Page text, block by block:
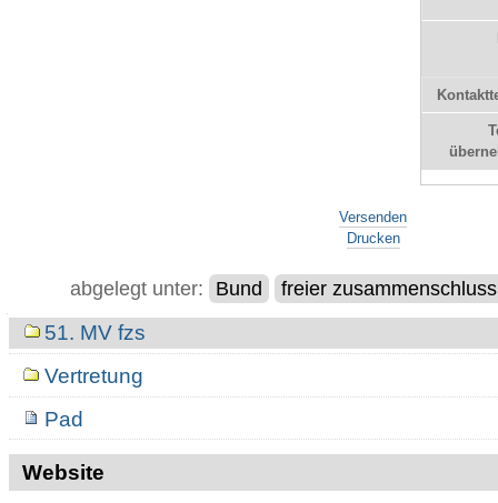
Versenden
Drucken
abgelegt unter: Bund freier
Navigation51. MV fzs
Vertretung
Pad
Website